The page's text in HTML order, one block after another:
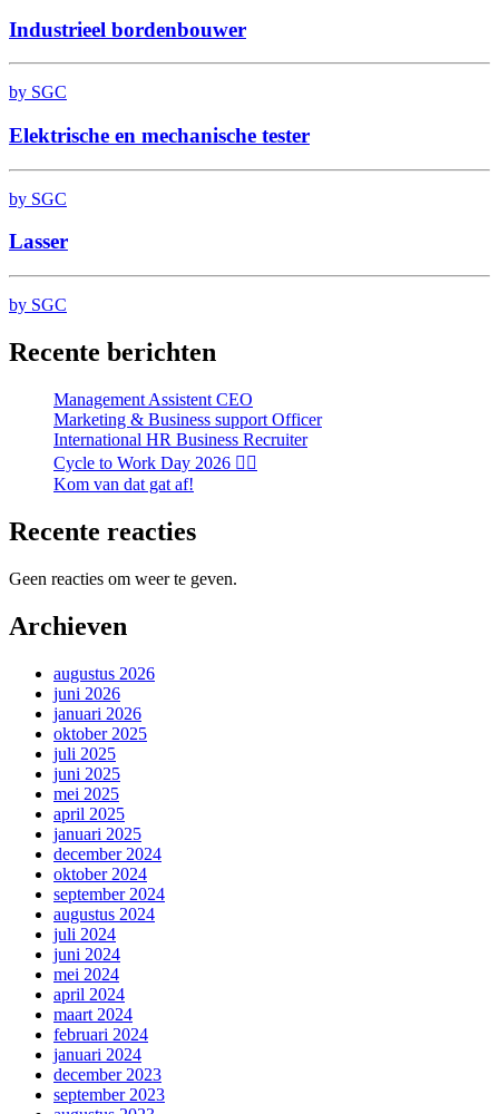
Industrieel bordenbouwer
by SGC
Elektrische en mechanische tester
by SGC
Lasser
by SGC
Recente berichten
Management Assistent CEO
Marketing & Business support Officer
International HR Business Recruiter
Cycle to Work Day 2026 🚴‍♂️
Kom van dat gat af!
Recente reacties
Geen reacties om weer te geven.
Archieven
augustus 2026
juni 2026
januari 2026
oktober 2025
juli 2025
juni 2025
mei 2025
april 2025
januari 2025
december 2024
oktober 2024
september 2024
augustus 2024
juli 2024
juni 2024
mei 2024
april 2024
maart 2024
februari 2024
januari 2024
december 2023
september 2023